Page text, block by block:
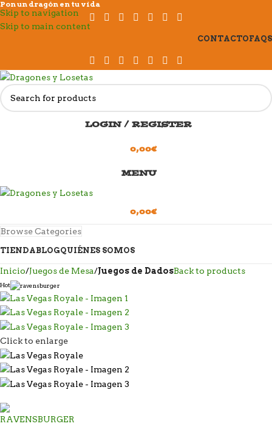
Skip to navigation
Skip to main content
Pon un dragón en tu vida
CONTACTOFAQS
LOGIN / REGISTER
0,00€
MENU
0,00€
Browse Categories
TIENDABLOGQUIÉNES SOMOS
Inicio Juegos de Mesa Juegos de DadosBack to products
Hot
Click to enlarge